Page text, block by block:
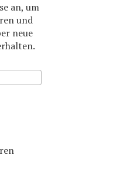
an, um
und
neue